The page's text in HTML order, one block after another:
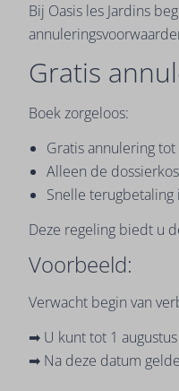
Bij Oasis les Jardins
Gratis
Boek zorgeloos:
Gratis annulering
Alleen de
Snelle
Deze regeling biedt u
Voorbeeld:
Verwacht begin van
➡ U kunt tot 1
➡ Na deze datum